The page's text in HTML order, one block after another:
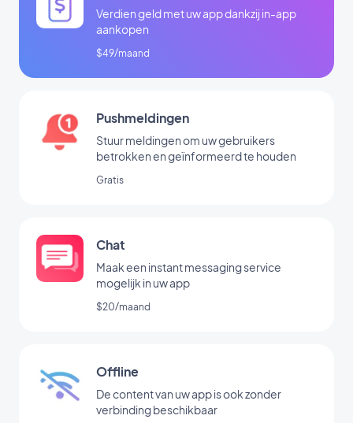
Verdien geld met uw app dankzij in-app
aankopen
$49/maand
Pushmeldingen
Stuur meldingen om uw gebruikers
betrokken en geïnformeerd te houden
Gratis
Chat
Maak een instant messaging service
mogelijk in uw app
$20/maand
Offline
De content van uw app is ook zonder
verbinding beschikbaar